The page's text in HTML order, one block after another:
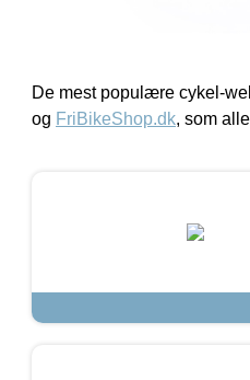
De mest populære cykel-
og FriBikeShop.dk, som